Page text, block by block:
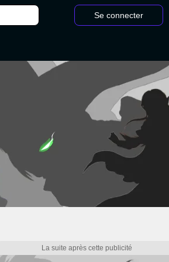
Se connecter